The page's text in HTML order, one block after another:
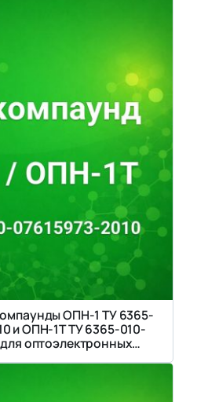
ОПН-1 ТУ 6365-
и ОПН-1Т ТУ 6365-010-
оптоэлектронных